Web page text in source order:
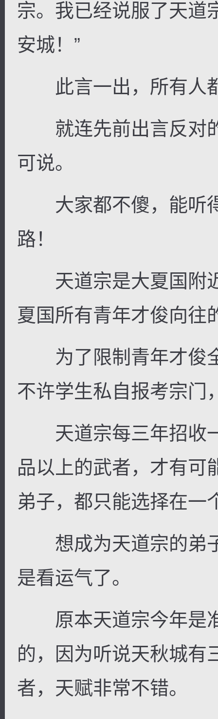
宗。我已经说服了天道
安城！”
此言一出，所有人
就连先前出言反对
可说。
大家都不傻，能听
路！
天道宗是大夏国附
夏国所有青年才俊向往
为了限制青年才俊
不许学生私自报考宗门
天道宗每三年招收
品以上的武者，才有可
弟子，都只能选择在一
想成为天道宗的弟
是看运气了。
原本天道宗今年是
的，因为听说天秋城有
者，天赋非常不错。